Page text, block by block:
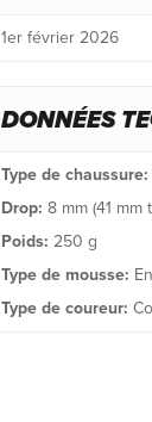
1er février 2026
DONNÉES
Type de chaussure:
Drop: 8 mm (41 mm
Poids: 250 g
Type de mousse:
Type de coureur: